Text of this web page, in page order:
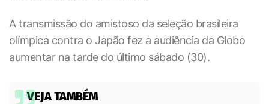
A transmissão do amistoso da seleção brasileira
olímpica contra o Japão fez a audiência da Globo
aumentar na tarde do último sábado (30).
VEJA TAMBÉM